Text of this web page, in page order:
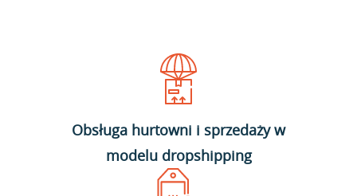
Obsługa hurtowni i sprzedaży w
modelu dropshipping